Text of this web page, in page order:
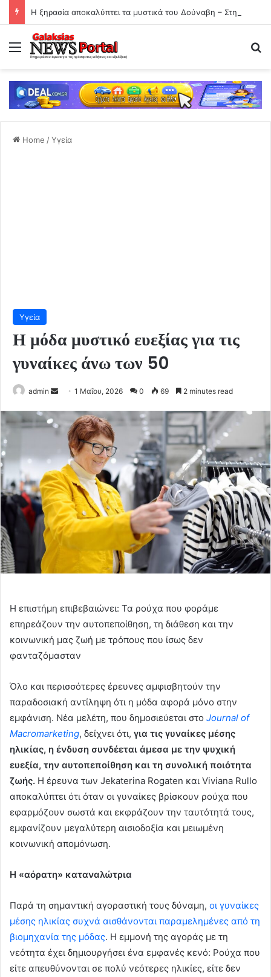
Menu
Home /Υγεία
Υγεία
Η μόδα μυστικό ευεξίας για τις
γυναίκες άνω των 50
admin
Send
email
1 Μαΐου, 2026 0 69 2 minutes read
Η επιστήμη επιβεβαιώνει: Τα ρούχα που φοράμε
επηρεάζουν την αυτοπεποίθηση, τη διάθεση και την
κοινωνική μας ζωή με τρόπους που ίσως δεν
φανταζόμασταν
Όλο και περισσότερες έρευνες αμφισβητούν την
παραδοσιακή αντίληψη ότι η μόδα αφορά μόνο στην
εμφάνιση. Νέα μελέτη, που δημοσιεύεται στο Journal of
Macromarketing, δείχνει ότι, για τις γυναίκες μέσης
ηλικίας, η ένδυση συνδέεται άμεσα με την ψυχική
ευεξία, την αυτοπεποίθηση και τη συνολική ποιότητα
ζωής. Η έρευνα των Jekaterina Rogaten και Viviana Rullo
αποκαλύπτει ότι όταν οι γυναίκες βρίσκουν ρούχα που
εφαρμόζουν σωστά και εκφράζουν την ταυτότητά τους,
εμφανίζουν μεγαλύτερη αισιοδοξία και μειωμένη
κοινωνική απομόνωση.
Η «αόρατη» καταναλώτρια
Παρά τη σημαντική αγοραστική τους δύναμη, οι γυναίκες
μέσης ηλικίας συχνά αισθάνονται παραμελημένες από τη
βιομηχανία της μόδας. Η εμμονή της αγοράς με τη
νεότητα έχει δημιουργήσει ένα εμφανές κενό: Ρούχα που
είτε απευθύνονται σε πολύ νεότερες ηλικίες, είτε δεν